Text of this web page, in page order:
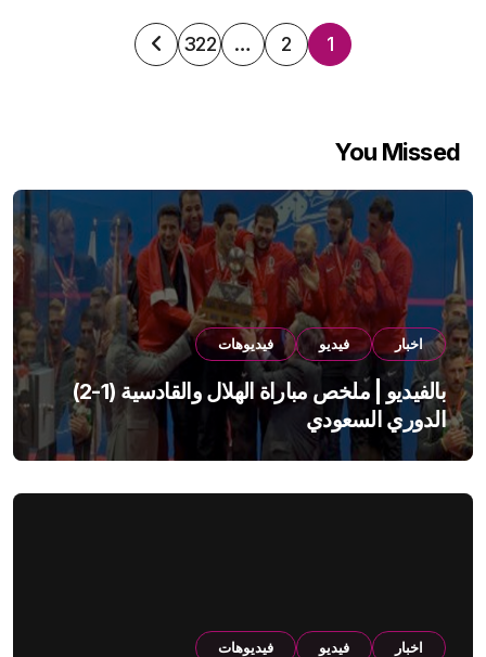
تعدد
المقالات
1
2
…
322
You Missed
اخبار فيديو فيديوهات
بالفيديو | ملخص مباراة الهلال والقادسية (1-2)
الدوري السعودي
اخبار فيديو فيديوهات